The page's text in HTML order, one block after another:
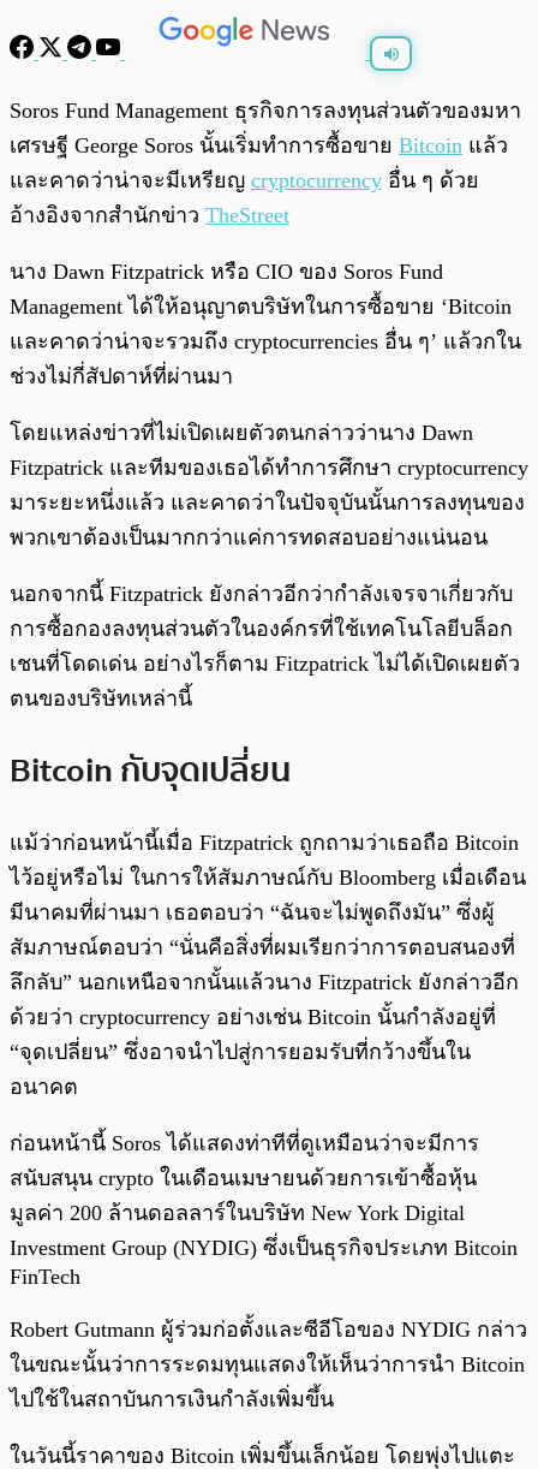
0:00
Soros Fund Management ธุรกิจการลงทุนส่วนตัวของมหา
เศรษฐี George Soros นั้นเริ่มทำการซื้อขาย Bitcoin แล้ว
และคาดว่าน่าจะมีเหรียญ cryptocurrency อื่น ๆ ด้วย
อ้างอิงจากสำนักข่าว TheStreet
นาง Dawn Fitzpatrick หรือ CIO ของ Soros Fund
Management ได้ให้อนุญาตบริษัทในการซื้อขาย ‘Bitcoin
และคาดว่าน่าจะรวมถึง cryptocurrencies อื่น ๆ’ แล้วกใน
ช่วงไม่กี่สัปดาห์ที่ผ่านมา
โดยแหล่งข่าวที่ไม่เปิดเผยตัวตนกล่าวว่านาง Dawn
Fitzpatrick และทีมของเธอได้ทำการศึกษา cryptocurrency
มาระยะหนึ่งแล้ว และคาดว่าในปัจจุบันนั้นการลงทุนของ
พวกเขาต้องเป็นมากกว่าแค่การทดสอบอย่างแน่นอน
นอกจากนี้ Fitzpatrick ยังกล่าวอีกว่ากำลังเจรจาเกี่ยวกับ
การซื้อกองลงทุนส่วนตัวในองค์กรที่ใช้เทคโนโลยีบล็อก
เชนที่โดดเด่น อย่างไรก็ตาม Fitzpatrick ไม่ได้เปิดเผยตัว
ตนของบริษัทเหล่านี้
Bitcoin กับจุดเปลี่ยน
แม้ว่าก่อนหน้านี้เมื่อ Fitzpatrick ถูกถามว่าเธอถือ Bitcoin
ไว้อยู่หรือไม่ ในการให้สัมภาษณ์กับ Bloomberg เมื่อเดือน
มีนาคมที่ผ่านมา เธอตอบว่า “ฉันจะไม่พูดถึงมัน” ซึ่งผู้
สัมภาษณ์ตอบว่า “นั่นคือสิ่งที่ผมเรียกว่าการตอบสนองที่
ลึกลับ” นอกเหนือจากนั้นแล้วนาง Fitzpatrick ยังกล่าวอีก
ด้วยว่า cryptocurrency อย่างเช่น Bitcoin นั้นกำลังอยู่ที่
“จุดเปลี่ยน” ซึ่งอาจนำไปสู่การยอมรับที่กว้างขึ้นใน
อนาคต
ก่อนหน้านี้ Soros ได้แสดงท่าทีที่ดูเหมือนว่าจะมีการ
สนับสนุน crypto ในเดือนเมษายนด้วยการเข้าซื้อหุ้น
มูลค่า 200 ล้านดอลลาร์ในบริษัท New York Digital
Investment Group (NYDIG) ซึ่งเป็นธุรกิจประเภท Bitcoin
FinTech
Robert Gutmann ผู้ร่วมก่อตั้งและซีอีโอของ NYDIG กล่าว
ในขณะนั้นว่าการระดมทุนแสดงให้เห็นว่าการนำ Bitcoin
ไปใช้ในสถาบันการเงินกำลังเพิ่มขึ้น
ในวันนี้ราคาของ Bitcoin เพิ่มขึ้นเล็กน้อย โดยพุ่งไปแตะ